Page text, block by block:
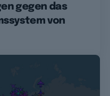
gegen das
von